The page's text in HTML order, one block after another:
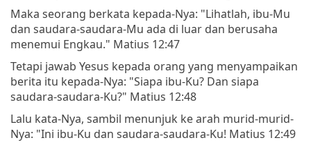
Maka seorang berkata kepada-Nya: "Lihatlah, ibu-Mu
dan saudara-saudara-Mu ada di luar dan berusaha
menemui Engkau." Matius 12:47
Tetapi jawab Yesus kepada orang yang menyampaikan
berita itu kepada-Nya: "Siapa ibu-Ku? Dan siapa
saudara-saudara-Ku?" Matius 12:48
Lalu kata-Nya, sambil menunjuk ke arah murid-murid-
Nya: "Ini ibu-Ku dan saudara-saudara-Ku! Matius 12:49